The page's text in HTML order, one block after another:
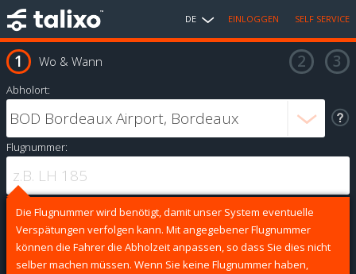
DE EINLOGGEN SELF SERVICE
Wo & Wann
Abholort:
Flugnummer:
Die Flugnummer wird benötigt, damit unser System eventuelle
Verspätungen verfolgen kann. Mit angegebener Flugnummer
können die Fahrer die Abholzeit anpassen, so dass Sie dies nicht
selber machen müssen. Wenn Sie keine Flugnummer haben,